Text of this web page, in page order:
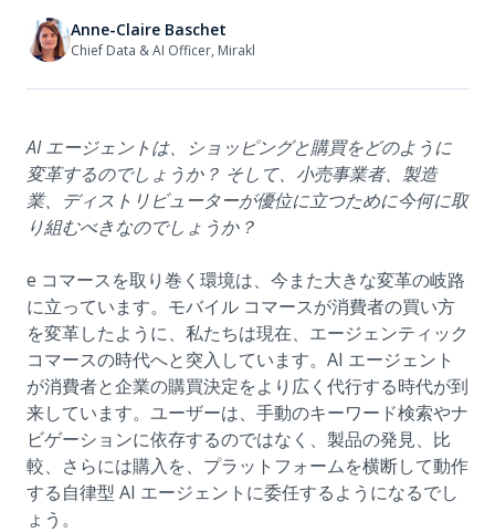
Anne-Claire Baschet
Chief Data & AI Officer, Mirakl
AI エージェントは、ショッピングと購買をどのように
変革するのでしょうか？ そして、小売事業者、製造
業、ディストリビューターが優位に立つために今何に取
り組むべきなのでしょうか？
e コマースを取り巻く環境は、今また大きな変革の岐路
に立っています。モバイル コマースが消費者の買い方
を変革したように、私たちは現在、エージェンティック
コマースの時代へと突入しています。AI エージェント
が消費者と企業の購買決定をより広く代行する時代が到
来しています。ユーザーは、手動のキーワード検索やナ
ビゲーションに依存するのではなく、製品の発見、比
較、さらには購入を、プラットフォームを横断して動作
する自律型 AI エージェントに委任するようになるでし
ょう。